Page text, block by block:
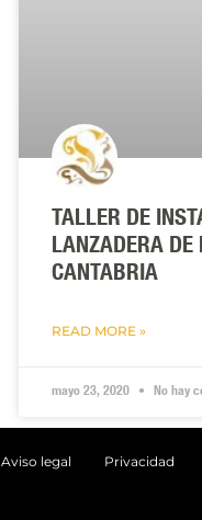
TALLER DE
LANZADERA DE
CANTABRIA
READ MORE »
mayo 23, 2020 No hay
Aviso legal Privacidad